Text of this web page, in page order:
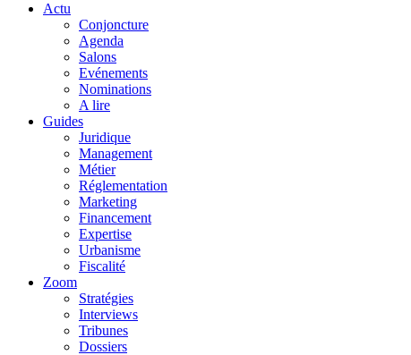
Actu
Conjoncture
Agenda
Salons
Evénements
Nominations
A lire
Guides
Juridique
Management
Métier
Réglementation
Marketing
Financement
Expertise
Urbanisme
Fiscalité
Zoom
Stratégies
Interviews
Tribunes
Dossiers